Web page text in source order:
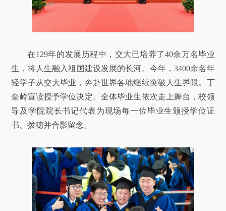
在129年的发展历程中，交大已培养了40余万名毕业
生，将人生融入祖国建设发展的长河。今年，3400余名年
轻学子从交大毕业，奔赴世界各地继续突破人生界限。丁
奎岭宣读授予学位决定。全体毕业生依次走上舞台，校领
导及学院院长书记代表为现场每一位毕业生颁授学位证
书、拨穗并合影留念。